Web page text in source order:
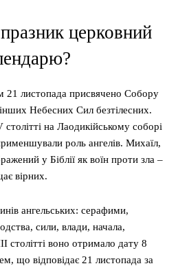
церковний
21 листопада присвячено Собору
Небесних Сил безтілесних.
на Лаодикійському соборі
роль ангелів. Михаїл,
у Біблії як воїн проти зла –
вірних.
ангельських: серафими,
сили, влади, начала,
столітті воно отримало дату 8
що відповідає 21 листопада за